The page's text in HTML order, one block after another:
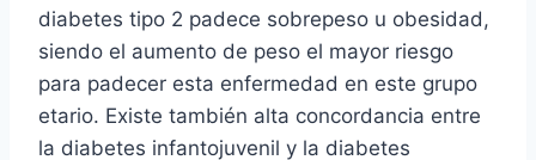
diabetes tipo 2 padece sobrepeso u obesidad,
siendo el aumento de peso el mayor riesgo
para padecer esta enfermedad en este grupo
etario. Existe también alta concordancia entre
la diabetes infantojuvenil y la diabetes